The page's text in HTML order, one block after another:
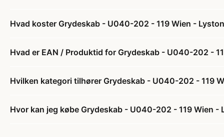
Hvad koster Grydeskab - U040-202 - 119 Wien -
Hvad er EAN / Produktid for Grydeskab - U040-202 -
Hvilken kategori tilhører Grydeskab - U040-202 - 119
Hvor kan jeg købe Grydeskab - U040-202 - 119 Wien -